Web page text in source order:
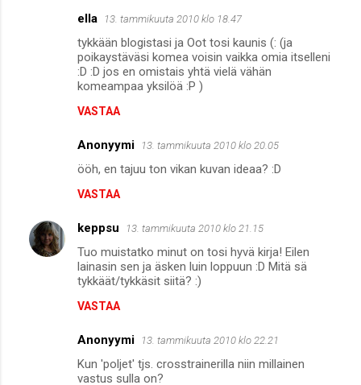
ella 13. tammikuuta 2010 klo 18.47
tykkään blogistasi ja Oot tosi kaunis (: (ja
poikaystäväsi komea voisin vaikka omia itselleni
:D :D jos en omistais yhtä vielä vähän
komeampaa yksilöä :P )
VASTAA
Anonyymi 13. tammikuuta 2010 klo 20.05
ööh, en tajuu ton vikan kuvan ideaa? :D
VASTAA
keppsu 13. tammikuuta 2010 klo 21.15
Tuo muistatko minut on tosi hyvä kirja! Eilen
lainasin sen ja äsken luin loppuun :D Mitä sä
tykkäät/tykkäsit siitä? :)
VASTAA
Anonyymi 13. tammikuuta 2010 klo 22.21
Kun 'poljet' tjs. crosstrainerilla niin millainen
vastus sulla on?